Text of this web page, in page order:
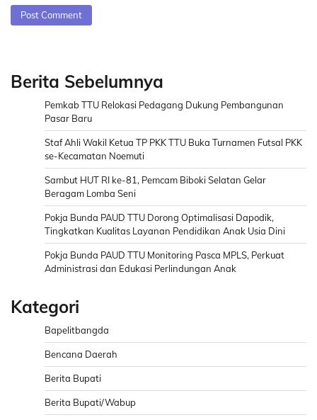
Berita Sebelumnya
Pemkab TTU Relokasi Pedagang Dukung Pembangunan
Pasar Baru
Staf Ahli Wakil Ketua TP PKK TTU Buka Turnamen Futsal PKK
se-Kecamatan Noemuti
Sambut HUT RI ke-81, Pemcam Biboki Selatan Gelar
Beragam Lomba Seni
Pokja Bunda PAUD TTU Dorong Optimalisasi Dapodik,
Tingkatkan Kualitas Layanan Pendidikan Anak Usia Dini
Pokja Bunda PAUD TTU Monitoring Pasca MPLS, Perkuat
Administrasi dan Edukasi Perlindungan Anak
Kategori
Bapelitbangda
Bencana Daerah
Berita Bupati
Berita Bupati/Wabup